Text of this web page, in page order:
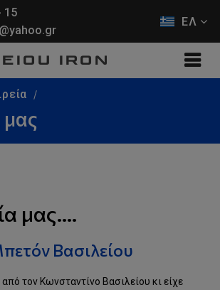
15
ΕΛ
E I O U I R O N
μας
μας....
Βασιλείου
από τον Κωνσταντίνο Βασιλείου κι είχε